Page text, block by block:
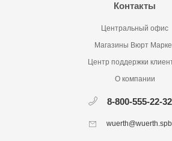
Контакты
Центральный офис
Магазины Вюрт
Центр поддержки
О компании
8-800-555-22-32